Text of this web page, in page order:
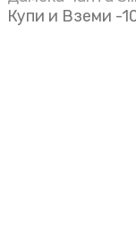
Купи и Вземи -